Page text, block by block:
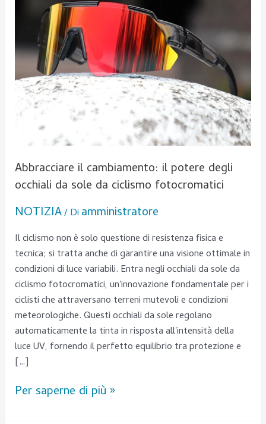
Abbracciare il cambiamento: il potere degli
occhiali da sole da ciclismo fotocromatici
NOTIZIA/ Di amministratore
Il ciclismo non è solo questione di resistenza fisica e
tecnica; si tratta anche di garantire una visione ottimale in
condizioni di luce variabili. Entra negli occhiali da sole da
ciclismo fotocromatici, un'innovazione fondamentale per i
ciclisti che attraversano terreni mutevoli e condizioni
meteorologiche. Questi occhiali da sole regolano
automaticamente la tinta in risposta all'intensità della
luce UV, fornendo il perfetto equilibrio tra protezione e
[…]
occhiali
da
ciclismo
fotocromatici
Per saperne di più »